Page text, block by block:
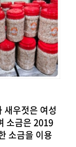
새우젓은 여성
소금은 2019
소금을 이용